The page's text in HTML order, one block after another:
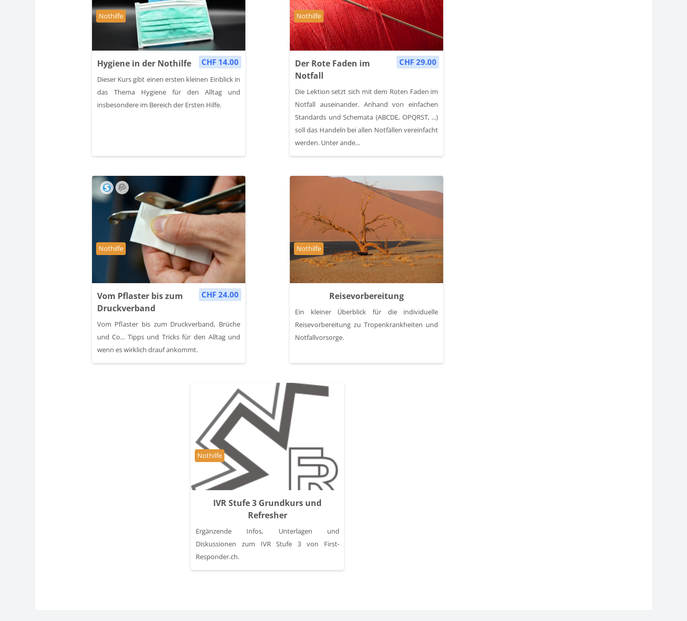
CHF 14.00
Hygiene in der Nothilfe
Kursbereich
Nothilfe
Dieser Kurs gibt einen ersten kleinen Einblick in
das Thema Hygiene für den Alltag und
insbesondere im Bereich der Ersten Hilfe.
CHF 29.00
Der Rote Faden im
Notfall
Kursbereich
Nothilfe
Die Lektion setzt sich mit dem Roten Faden im
Notfall auseinander. Anhand von einfachen
Standards und Schemata (ABCDE, OPQRST, ...)
soll das Handeln bei allen Notfällen vereinfacht
werden. Unter ande...
CHF 24.00
Vom Pflaster bis zum
Druckverband
Kursbereich
Nothilfe
Vom Pflaster bis zum Druckverband, Brüche
und Co... Tipps und Tricks für den Alltag und
wenn es wirklich drauf ankommt.
Reisevorbereitung
Kursbereich
Nothilfe
Ein kleiner Überblick für die individuelle
Reisevorbereitung zu Tropenkrankheiten und
Notfallvorsorge.
IVR Stufe 3 Grundkurs und
Refresher
Kursbereich
Nothilfe
Ergänzende Infos, Unterlagen und
Diskussionen zum IVR Stufe 3 von First-
Responder.ch.